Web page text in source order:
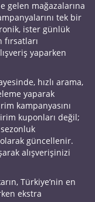
gelen mağazalarına
tek bir
ister günlük
yaparken
hızlı arama,
yaparak
kampanyasını
kuponları değil;
güncellenir.
alışverişinizi
Türkiye’nin en
ekstra